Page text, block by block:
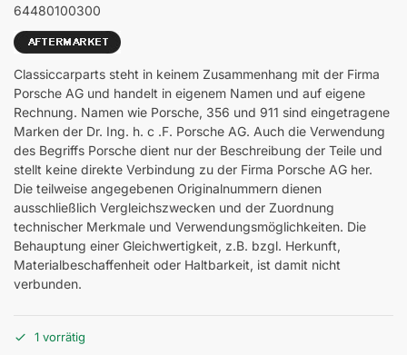
64480100300
Classiccarparts steht in keinem Zusammenhang mit der Firma
Porsche AG und handelt in eigenem Namen und auf eigene
Rechnung. Namen wie Porsche, 356 und 911 sind eingetragene
Marken der Dr. Ing. h. c .F. Porsche AG. Auch die Verwendung
des Begriffs Porsche dient nur der Beschreibung der Teile und
stellt keine direkte Verbindung zu der Firma Porsche AG her.
Die teilweise angegebenen Originalnummern dienen
ausschließlich Vergleichszwecken und der Zuordnung
technischer Merkmale und Verwendungsmöglichkeiten. Die
Behauptung einer Gleichwertigkeit, z.B. bzgl. Herkunft,
Materialbeschaffenheit oder Haltbarkeit, ist damit nicht
verbunden.
1 vorrätig